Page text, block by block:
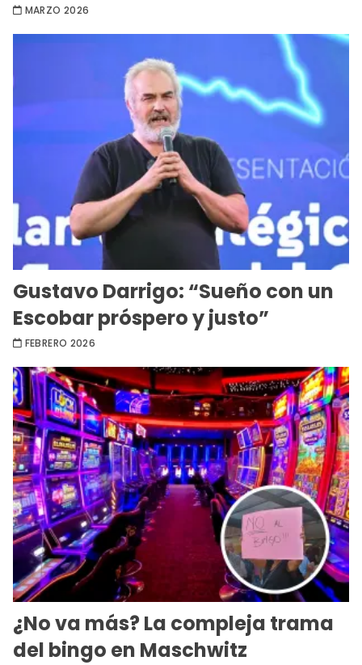
MARZO 2026
Gustavo Darrigo: “Sueño con un
Escobar próspero y justo”
FEBRERO 2026
¿No va más? La compleja trama
del bingo en Maschwitz